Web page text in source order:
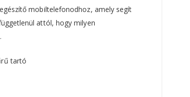
mobiltelefonodhoz, amely segít
attól, hogy milyen